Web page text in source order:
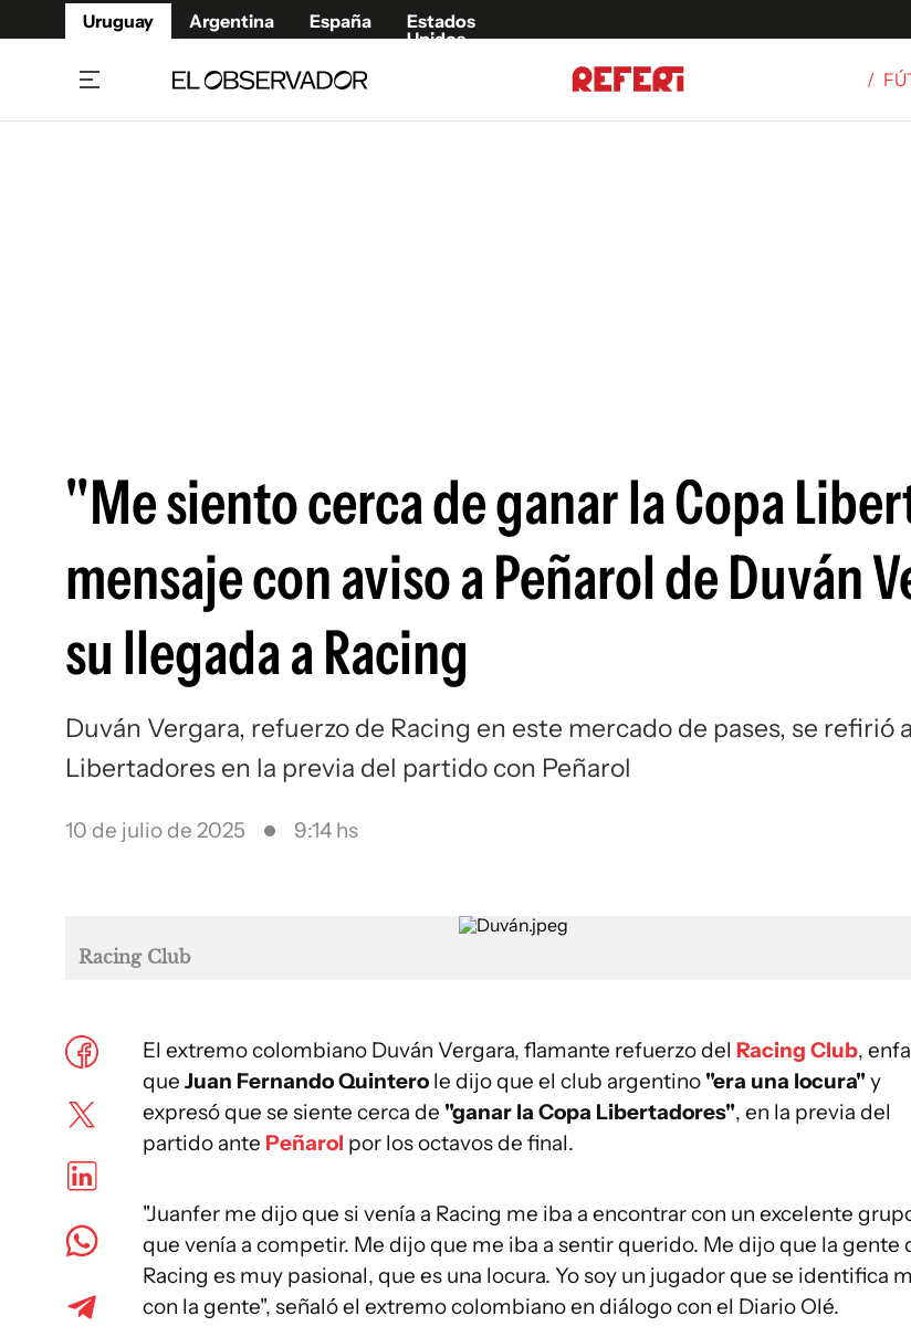
Uruguay Argentina España
Estados
Unidos
/
"Me siento cerca de ganar la Copa
mensaje con aviso a Peñarol de Duván
su llegada a Racing
Duván Vergara, refuerzo de Racing en este mercado de pases, se refirió
Libertadores en la previa del partido con Peñarol
10 de julio de 2025 9:14 hs
Racing Club
El extremo colombiano Duván Vergara, flamante refuerzo del Racing Club,
que Juan Fernando Quintero le dijo que el club argentino "era una locura"y
expresó que se siente cerca de "ganar la Copa Libertadores", en la previa del
partido ante Peñarol por los octavos de final.
"Juanfer me dijo que si venía a Racing me iba a encontrar con un excelente
que venía a competir. Me dijo que me iba a sentir querido. Me dijo que la gente
Racing es muy pasional, que es una locura. Yo soy un jugador que se identifica
con la gente", señaló el extremo colombiano en diálogo con el Diario Olé.